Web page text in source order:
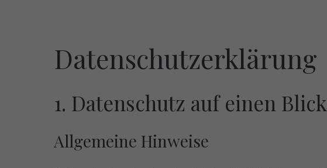
Datenschutzerklärung
1. Datenschutz auf einen Blick
Allgemeine Hinweise